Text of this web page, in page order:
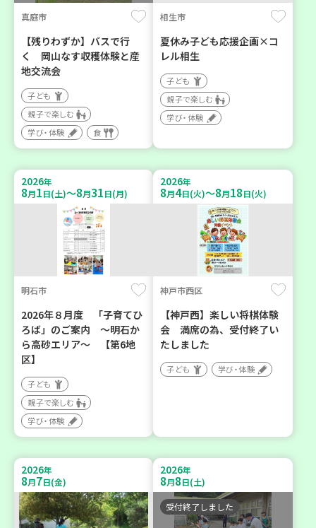
真庭市
【残りわずか】バスで行
く 岡山なす収穫体験と産
地交流会
子ども
親子で楽しむ
学び・体験
食
相生市
夏休み子ども応援企画×コ
レル相生
子ども
親子で楽しむ
学び・体験
2026年
8月1日(土)～8月31日(月)
明石市
2026年８月度 「子育てひ
ろば」のご案内 ～明石か
ら高砂エリア～ 【第6地
区】
子ども
親子で楽しむ
学び・体験
2026年
8月4日(火)～8月18日(火)
神戸市西区
【神戸西】楽しい将棋体験
会 満席の為、受付終了い
たしました
子ども 学び・体験
2026年
8月7日(金)
2026年
8月8日(土)
受付終了しました